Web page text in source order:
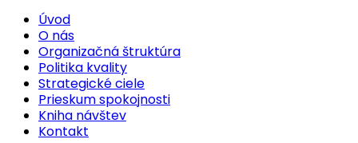
Úvod
O nás
Organizačná štruktúra
Politika kvality
Strategické ciele
Prieskum spokojnosti
Kniha návštev
Kontakt